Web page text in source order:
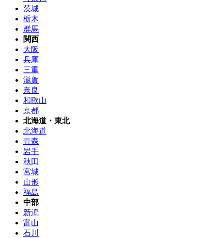
茨城
栃木
群馬
関西
大阪
兵庫
三重
滋賀
奈良
和歌山
京都
北海道・東北
北海道
青森
岩手
秋田
宮城
山形
福島
中部
新潟
富山
石川